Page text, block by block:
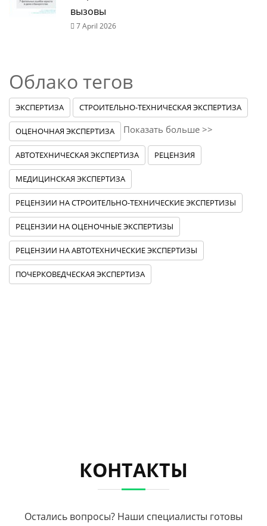
вызовы
7 April 2026
Облако тегов
ЭКСПЕРТИЗА СТРОИТЕЛЬНО-ТЕХНИЧЕСКАЯ ЭКСПЕРТИЗА
ОЦЕНОЧНАЯ ЭКСПЕРТИЗА
АВТОТЕХНИЧЕСКАЯ ЭКСПЕРТИЗА РЕЦЕНЗИЯ
МЕДИЦИНСКАЯ ЭКСПЕРТИЗА
РЕЦЕНЗИИ НА СТРОИТЕЛЬНО-ТЕХНИЧЕСКИЕ ЭКСПЕРТИЗЫ
РЕЦЕНЗИИ НА ОЦЕНОЧНЫЕ ЭКСПЕРТИЗЫ
РЕЦЕНЗИИ НА АВТОТЕХНИЧЕСКИЕ ЭКСПЕРТИЗЫ
ПОЧЕРКОВЕДЧЕСКАЯ ЭКСПЕРТИЗА
Показать больше >>
КОНТАКТЫ
Остались вопросы? Наши специалисты готовы